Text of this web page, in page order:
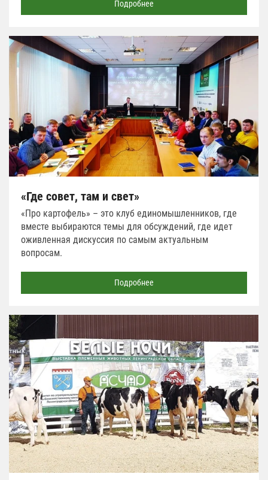
Подробнее
«Где совет, там и свет»
«Про картофель» – это клуб единомышленников, где
вместе выбираются темы для обсуждений, где идет
оживленная дискуссия по самым актуальным
вопросам.
Подробнее